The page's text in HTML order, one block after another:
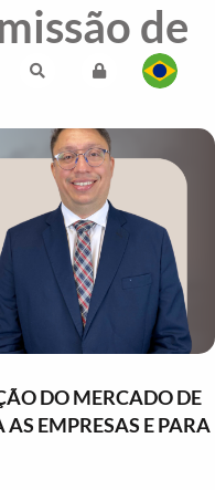
de
DO MERCADO DE
EMPRESAS E PARA